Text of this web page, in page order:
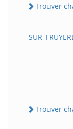
Trouver
SUR-
Trouver